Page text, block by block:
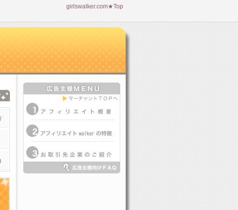
girlswalker.com★Top